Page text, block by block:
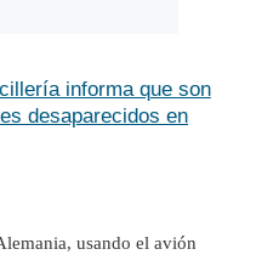
informa que son
desaparecidos en